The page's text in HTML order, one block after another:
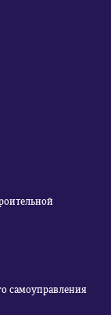
самоуправления